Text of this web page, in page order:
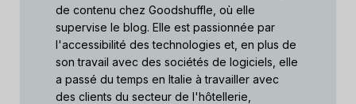
de contenu chez Goodshuffle, où elle
supervise le blog. Elle est passionnée par
l'accessibilité des technologies et, en plus de
son travail avec des sociétés de logiciels, elle
a passé du temps en Italie à travailler avec
des clients du secteur de l'hôtellerie,